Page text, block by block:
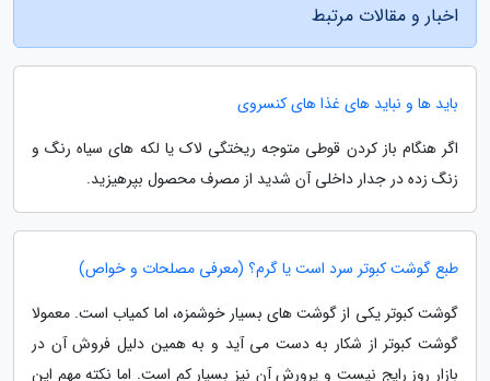
اخبار و مقالات مرتبط
باید ها و نباید های غذا های کنسروی
اگر هنگام باز کردن قوطی متوجه ریختگی لاک یا لکه های سیاه رنگ و
زنگ زده در جدار داخلی آن شدید از مصرف محصول بپرهیزید.
طبع گوشت کبوتر سرد است یا گرم؟ (معرفی مصلحات و خواص)
گوشت کبوتر یکی از گوشت های بسیار خوشمزه، اما کمیاب است. معمولا
گوشت کبوتر از شکار به دست می آید و به همین دلیل فروش آن در
بازار روز رایج نیست و پرورش آن نیز بسیار کم است. اما نکته مهم این